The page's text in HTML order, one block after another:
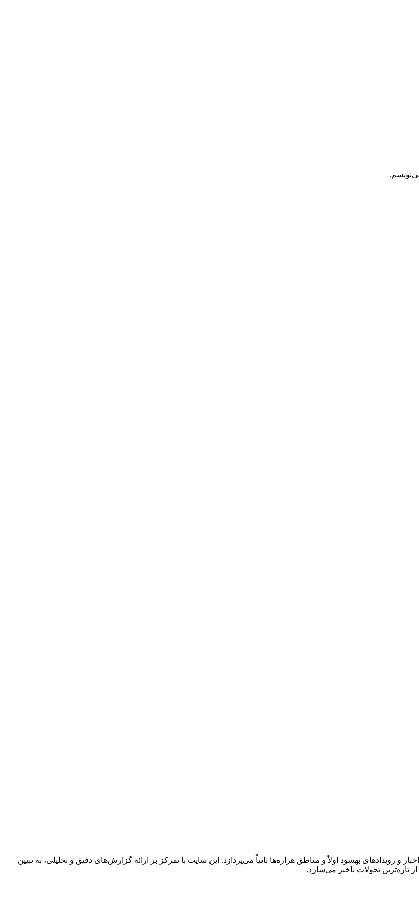
رویدادهای بهسود اولاً و مناطق هزاره‌ها ثانیاً می‌پردازد. این سایت با تمرکز بر ارائه گزارش‌های دقیق و تحلیلی، به تبیین
تحولات باخبر می‌سازد.